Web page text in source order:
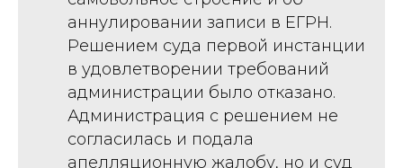
аннулировании записи в ЕГРН.
Решением суда первой инстанции
в удовлетворении требований
администрации было отказано.
Администрация с решением не
согласилась и подала
апелляционную жалобу, но и суд